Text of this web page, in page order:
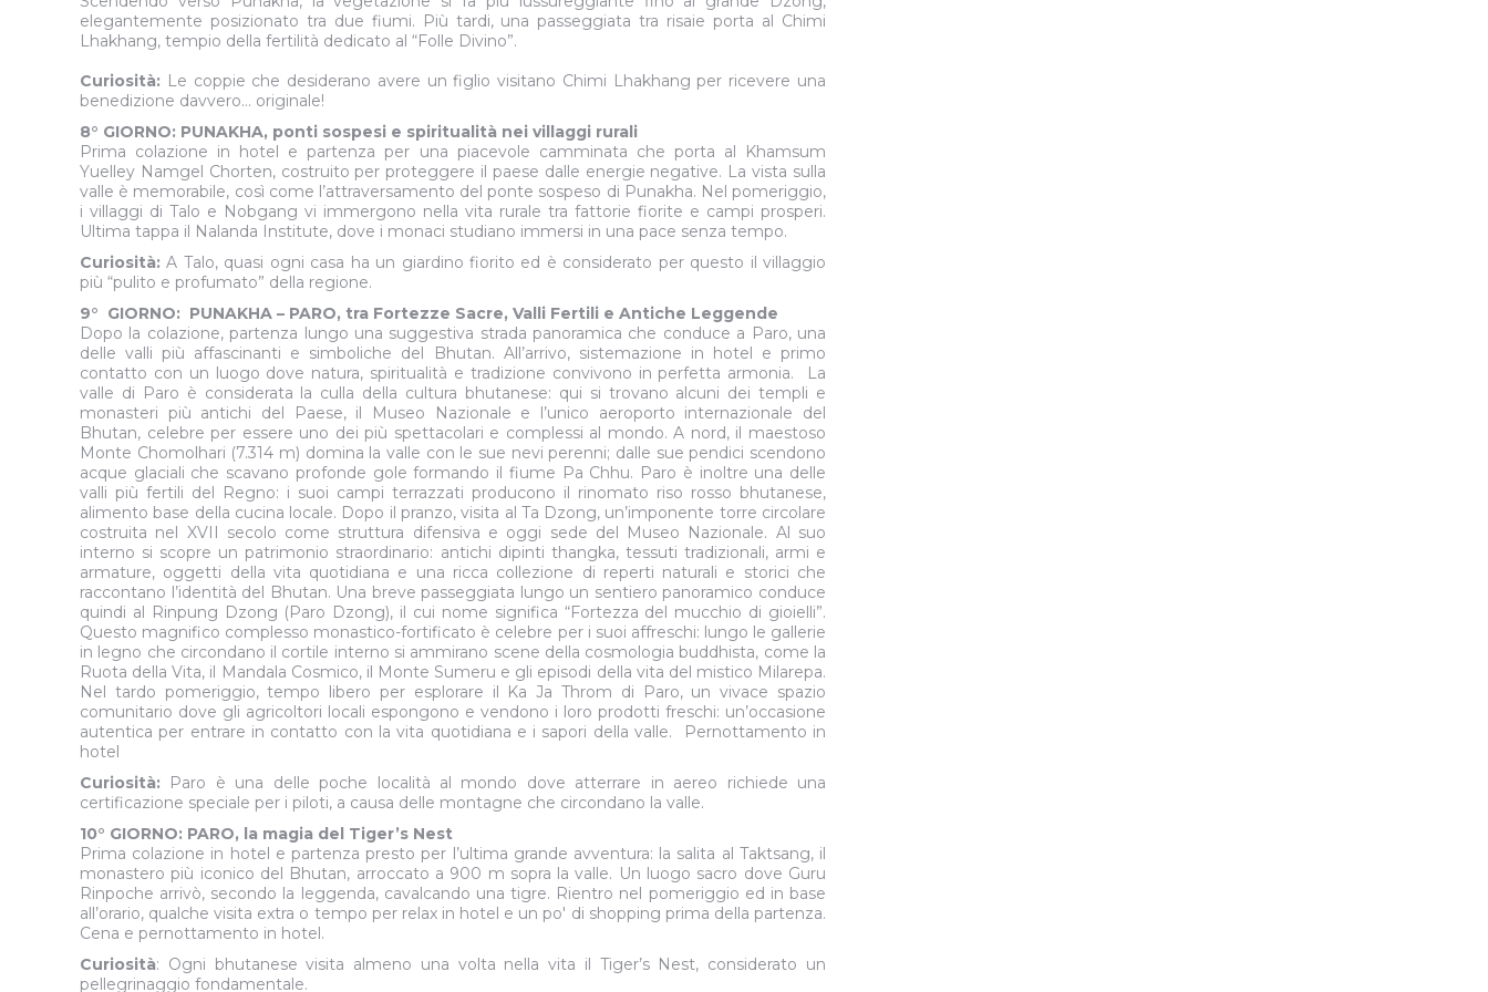
elegantemente posizionato tra due fiumi. Più tardi, una passeggiata tra risaie porta al Chimi
Lhakhang, tempio della fertilità dedicato al “Folle Divino”.
Curiosità: Le coppie che desiderano avere un figlio visitano Chimi Lhakhang per ricevere una
benedizione davvero… originale!
8° GIORNO: PUNAKHA, ponti sospesi e spiritualità nei villaggi rurali
Prima colazione in hotel e partenza per una piacevole camminata che porta al Khamsum
Yuelley Namgel Chorten, costruito per proteggere il paese dalle energie negative. La vista sulla
valle è memorabile, così come l’attraversamento del ponte sospeso di Punakha. Nel pomeriggio,
i villaggi di Talo e Nobgang vi immergono nella vita rurale tra fattorie fiorite e campi prosperi.
Ultima tappa il Nalanda Institute, dove i monaci studiano immersi in una pace senza tempo.
Curiosità:A Talo, quasi ogni casa ha un giardino fiorito ed è considerato per questo il villaggio
più “pulito e profumato” della regione.
9° GIORNO: PUNAKHA – PARO, tra Fortezze Sacre, Valli Fertili e Antiche Leggende
Dopo la colazione, partenza lungo una suggestiva strada panoramica che conduce a Paro, una
delle valli più affascinanti e simboliche del Bhutan. All’arrivo, sistemazione in hotel e primo
contatto con un luogo dove natura, spiritualità e tradizione convivono in perfetta armonia. La
valle di Paro è considerata la culla della cultura bhutanese: qui si trovano alcuni dei templi e
monasteri più antichi del Paese, il Museo Nazionale e l’unico aeroporto internazionale del
Bhutan, celebre per essere uno dei più spettacolari e complessi al mondo. A nord, il maestoso
Monte Chomolhari (7.314 m) domina la valle con le sue nevi perenni; dalle sue pendici scendono
acque glaciali che scavano profonde gole formando il fiume Pa Chhu. Paro è inoltre una delle
valli più fertili del Regno: i suoi campi terrazzati producono il rinomato riso rosso bhutanese,
alimento base della cucina locale. Dopo il pranzo, visita al Ta Dzong, un’imponente torre circolare
costruita nel XVII secolo come struttura difensiva e oggi sede del Museo Nazionale. Al suo
interno si scopre un patrimonio straordinario: antichi dipinti thangka, tessuti tradizionali, armi e
armature, oggetti della vita quotidiana e una ricca collezione di reperti naturali e storici che
raccontano l’identità del Bhutan. Una breve passeggiata lungo un sentiero panoramico conduce
quindi al Rinpung Dzong (Paro Dzong), il cui nome significa “Fortezza del mucchio di gioielli”.
Questo magnifico complesso monastico-fortificato è celebre per i suoi affreschi: lungo le gallerie
in legno che circondano il cortile interno si ammirano scene della cosmologia buddhista, come la
Ruota della Vita, il Mandala Cosmico, il Monte Sumeru e gli episodi della vita del mistico Milarepa.
Nel tardo pomeriggio, tempo libero per esplorare il Ka Ja Throm di Paro, un vivace spazio
comunitario dove gli agricoltori locali espongono e vendono i loro prodotti freschi: un’occasione
autentica per entrare in contatto con la vita quotidiana e i sapori della valle. Pernottamento in
hotel
Curiosità:
Paro è una delle poche località al mondo dove atterrare in aereo richiede una
certificazione speciale per i piloti, a causa delle montagne che circondano la valle.
10° GIORNO: PARO, la magia del Tiger’s Nest
Prima colazione in hotel e partenza presto per l’ultima grande avventura: la salita al Taktsang, il
monastero più iconico del Bhutan, arroccato a 900 m sopra la valle. Un luogo sacro dove Guru
Rinpoche arrivò, secondo la leggenda, cavalcando una tigre. Rientro nel pomeriggio ed in base
all’orario, qualche visita extra o tempo per relax in hotel e un po' di shopping prima della partenza.
Cena e pernottamento in hotel.
Curiosità: Ogni bhutanese visita almeno una volta nella vita il Tiger’s Nest, considerato un
pellegrinaggio fondamentale.